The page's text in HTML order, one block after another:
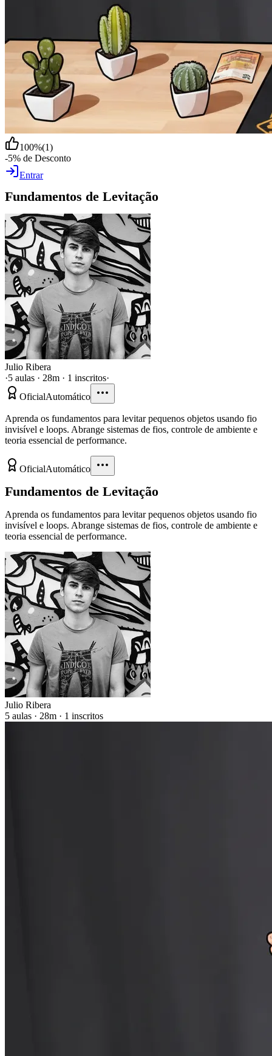
100%(1)
-5% de Desconto
Entrar
Fundamentos de Levitação
Julio Ribera
·5 aulas · 28m · 1 inscritos·
OficialAutomático
Aprenda os fundamentos para levitar pequenos objetos usando fio
invisível e loops. Abrange sistemas de fios, controle de ambiente e
teoria essencial de performance.
OficialAutomático
Fundamentos de Levitação
Aprenda os fundamentos para levitar pequenos objetos usando fio
invisível e loops. Abrange sistemas de fios, controle de ambiente e
teoria essencial de performance.
Julio Ribera
5 aulas · 28m · 1 inscritos